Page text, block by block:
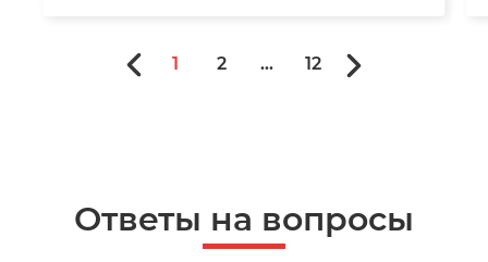
1 2 ... 12
Ответы на вопросы